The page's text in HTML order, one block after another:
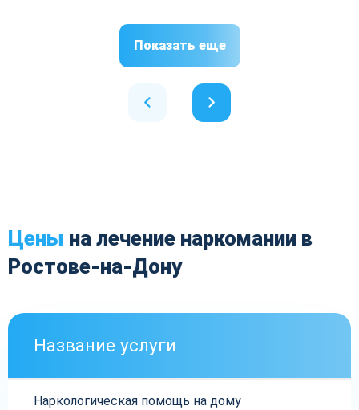
Показать еще
Цены на лечение наркомании в
Ростове-на-Дону
Название услуги
Наркологическая помощь на дому